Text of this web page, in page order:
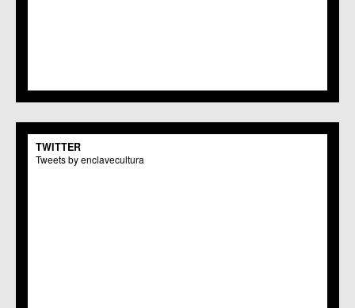
TWITTER
Tweets by enclavecultura